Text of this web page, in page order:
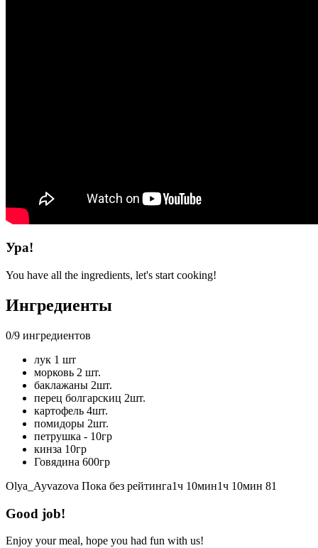
Ура!
You have all the ingredients, let's start cooking!
Ингредиенты
0/9 ингредиентов
лук 1 шт
морковь 2 шт.
баклажаны 2шт.
перец болгарскиц 2шт.
картофель 4шт.
помидоры 2шт.
петрушка - 10гр
кинза 10гр
Говядина 600гр
Olya_Ayvazova Пока без рейтинга1ч 10мин1ч 10мин 81
Good job!
Enjoy your meal, hope you had fun with us!